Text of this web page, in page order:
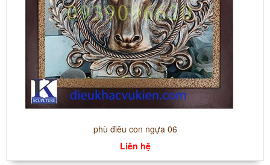
phù điêu con ngựa 06
Liên hệ